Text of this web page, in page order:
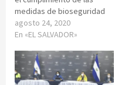
medidas de bioseguridad
agosto 24, 2020
En «EL SALVADOR»